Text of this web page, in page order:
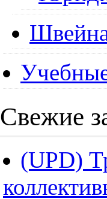
Свежие
(UPD)